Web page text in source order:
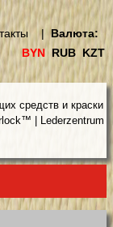
| Валюта:
BYN RUB KZT
средств и краски
| Lederzentrum